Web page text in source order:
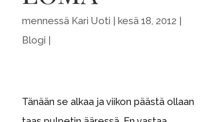
mennessä Kari Uoti
kesä 18, 2012
Blogi
Tänään se alkaa ja viikon päästä ollaan